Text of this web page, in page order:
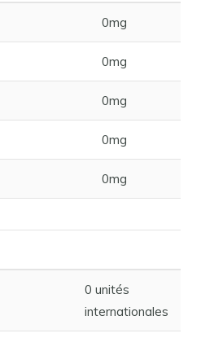
0mg
0mg
0mg
0mg
0mg
0 unités
internationales